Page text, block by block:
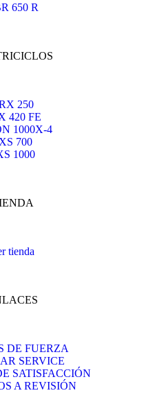
650 R
250
420 FE
1000X-4
700
1000
tienda
DE FUERZA
SERVICE
SATISFACCIÓN
A REVISIÓN